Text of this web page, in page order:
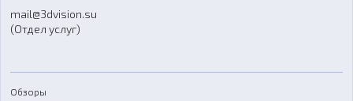
mail@3dvision.su
(Отдел услуг)
Обзоры